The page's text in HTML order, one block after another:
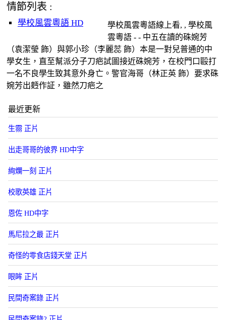
情節列表 :
學校風雲粵語 HD
學校風雲粵語線上看, , 學校風
雲粵語 - - 中五在讀的硃婉芳
（袁潔瑩 飾）與郭小珍（李麗蕊 飾）本是一對兒普通的中
學女生，直至幫派分子刀疤試圖接近硃婉芳，在校門口毆打
一名不良學生致其意外身亡。警官海哥（林正英 飾）要求硃
婉芳出麪作証，雖然刀疤之
最近更新
生霛 正片
出走哥哥的彼界 HD中字
絢爛一刻 正片
校歌英雄 正片
恩佐 HD中字
馬尼拉之最 正片
奇怪的零食店錢天堂 正片
眼眸 正片
民間奇案錄 正片